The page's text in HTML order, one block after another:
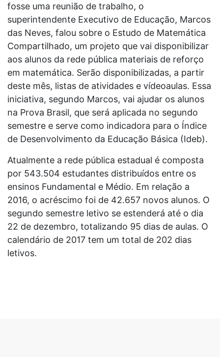
fosse uma reunião de trabalho, o
superintendente Executivo de Educação, Marcos
das Neves, falou sobre o Estudo de Matemática
Compartilhado, um projeto que vai disponibilizar
aos alunos da rede pública materiais de reforço
em matemática. Serão disponibilizadas, a partir
deste mês, listas de atividades e vídeoaulas. Essa
iniciativa, segundo Marcos, vai ajudar os alunos
na Prova Brasil, que será aplicada no segundo
semestre e serve como indicadora para o Índice
de Desenvolvimento da Educação Básica (Ideb).
Atualmente a rede pública estadual é composta
por 543.504 estudantes distribuídos entre os
ensinos Fundamental e Médio. Em relação a
2016, o acréscimo foi de 42.657 novos alunos. O
segundo semestre letivo se estenderá até o dia
22 de dezembro, totalizando 95 dias de aulas. O
calendário de 2017 tem um total de 202 dias
letivos.